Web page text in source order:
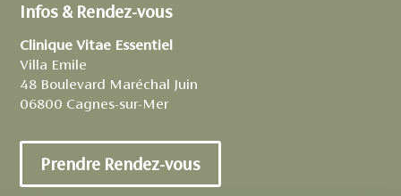
Infos & Rendez-vous
Clinique Vitae Essentiel
Villa Emile
48 Boulevard Maréchal Juin
06800 Cagnes-sur-Mer
Prendre Rendez-vous